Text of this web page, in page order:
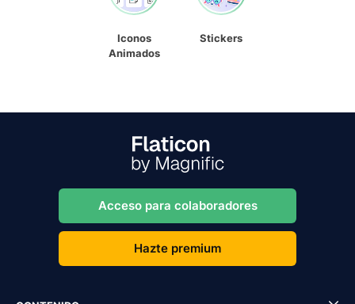
Iconos
Animados
Stickers
Acceso para colaboradores
Hazte premium